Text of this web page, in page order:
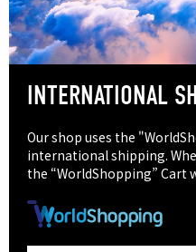
INTERNATIONAL
Our shop uses the
international shipping.
the “WorldShopping” Cart